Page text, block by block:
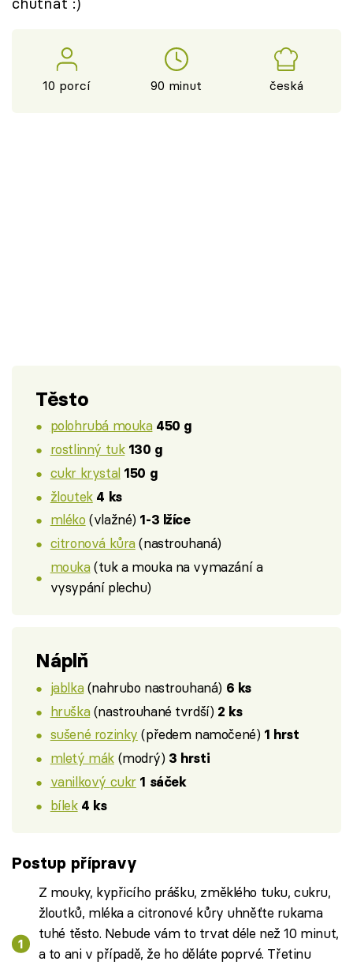
Sledujte nás
10 porcí 90 minut česká
Těsto
polohrubá mouka 450 g
rostlinný tuk 130 g
cukr krystal 150 g
žloutek 4 ks
mléko (vlažné) 1-3 lžíce
citronová kůra(nastrouhaná)
mouka(tuk a mouka na vymazání a
vysypání plechu)
Náplň
jablka(nahrubo nastrouhaná) 6 ks
hruška(nastrouhané tvrdší) 2 ks
sušené rozinky (předem namočené) 1 hrst
mletý mák(modrý) 3 hrsti
vanilkový cukr 1 sáček
bílek 4 ks
Postup přípravy
Z mouky, kypřicího prášku, změklého tuku, cukru,
žloutků, mléka a citronové kůry uhněťte rukama
tuhé těsto. Nebude vám to trvat déle než 10 minut,
a to ani v případě, že ho děláte poprvé. Třetinu